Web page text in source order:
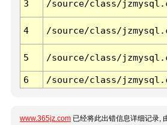
3 /source/class/
4 /source/class/
5 /source/class/
6 /source/class/
www.365jz.com 已经将此出错信息详细记录,